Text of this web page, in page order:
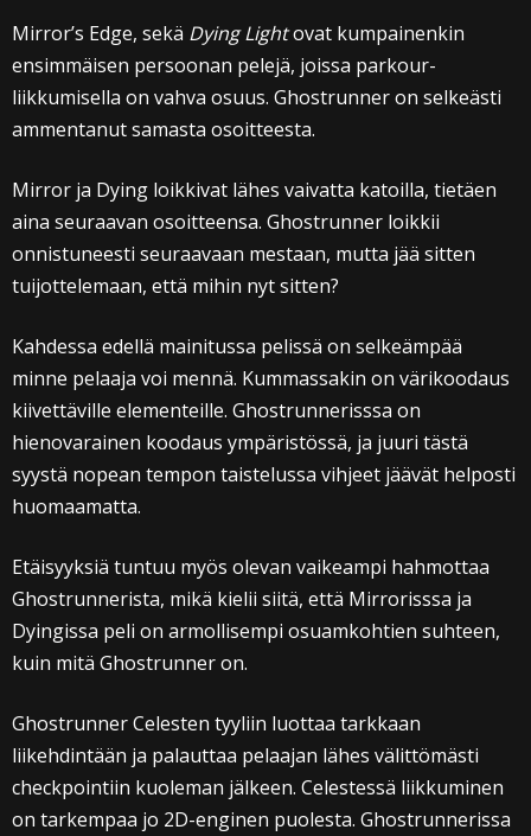
Mirror’s Edge, sekä Dying Lightovat kumpainenkin
ensimmäisen persoonan pelejä, joissa parkour-
liikkumisella on vahva osuus. Ghostrunner on selkeästi
ammentanut samasta osoitteesta.
Mirror ja Dying loikkivat lähes vaivatta katoilla, tietäen
aina seuraavan osoitteensa. Ghostrunner loikkii
onnistuneesti seuraavaan mestaan, mutta jää sitten
tuijottelemaan, että mihin nyt sitten?
Kahdessa edellä mainitussa pelissä on selkeämpää
minne pelaaja voi mennä. Kummassakin on värikoodaus
kiivettäville elementeille. Ghostrunnerisssa on
hienovarainen koodaus ympäristössä, ja juuri tästä
syystä nopean tempon taistelussa vihjeet jäävät helposti
huomaamatta.
Etäisyyksiä tuntuu myös olevan vaikeampi hahmottaa
Ghostrunnerista, mikä kielii siitä, että Mirrorisssa ja
Dyingissa peli on armollisempi osuamkohtien suhteen,
kuin mitä Ghostrunner on.
Ghostrunner Celesten tyyliin luottaa tarkkaan
liikehdintään ja palauttaa pelaajan lähes välittömästi
checkpointiin kuoleman jälkeen. Celestessä liikkuminen
on tarkempaa jo 2D-enginen puolesta. Ghostrunnerissa